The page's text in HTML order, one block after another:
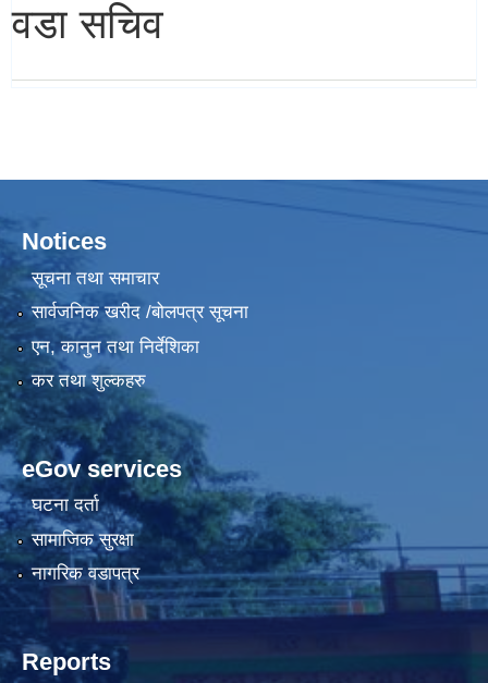
वडा सचिव
Notices
सूचना तथा समाचार
सार्वजनिक खरीद /बोलपत्र सूचना
एन, कानुन तथा निर्देशिका
कर तथा शुल्कहरु
eGov services
घटना दर्ता
सामाजिक सुरक्षा
नागरिक वडापत्र
Reports